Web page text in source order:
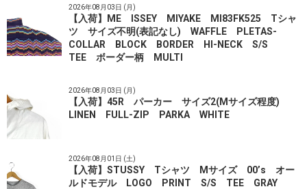
2026年08月03日 (月)
【入荷】ME ISSEY MIYAKE MI83FK525 Tシャ
ツ サイズ不明(表記なし) WAFFLE PLETAS-
COLLAR BLOCK BORDER HI-NECK S/S
TEE ボーダー柄 MULTI
2026年08月03日 (月)
【入荷】45R パーカー サイズ2(Mサイズ程度)
LINEN FULL-ZIP PARKA WHITE
2026年08月01日 (土)
【入荷】STUSSY Tシャツ Mサイズ 00’s オー
ルドモデル LOGO PRINT S/S TEE GRAY